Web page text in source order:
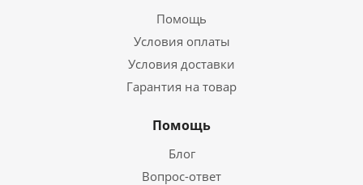
Помощь
Условия оплаты
Условия доставки
Гарантия на товар
Помощь
Блог
Вопрос-ответ